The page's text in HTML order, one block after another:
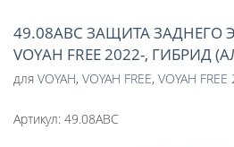
49.08ABC ЗАЩИТА ЗАДНЕГО
VOYAH FREE 2022-,
для VOYAH, VOYAH FREE, VOYAH
Артикул: 49.08ABC